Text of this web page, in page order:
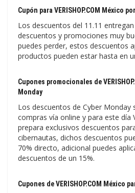
Cupón para VERISHOP.COM México
Los descuentos del 11.11
descuentos y promociones muy
puedes perder, estos descuentos
productos pueden estar hasta en
Cupones promocionales de
Monday
Los descuentos de Cyber Monday
compras vía online y para este día
prepara exclusivos descuentos
cibernautas, dichos descuentos
70% directo, adicional puedes
descuentos de un 15%.
Cupones de VERISHOP.COM México